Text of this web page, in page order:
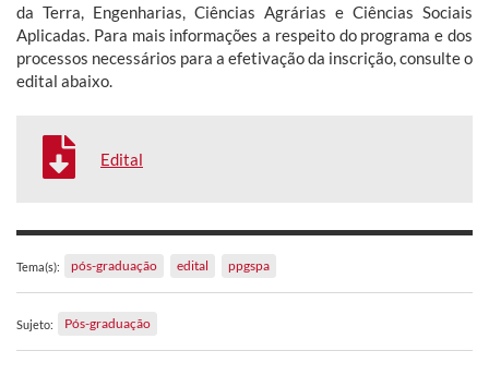
da Terra, Engenharias, Ciências Agrárias e Ciências Sociais
Aplicadas. Para mais informações a respeito do programa e dos
processos necessários para a efetivação da inscrição, consulte o
edital abaixo.
Edital
Tema(s): pós-graduação edital ppgspa
Sujeto: Pós-graduação